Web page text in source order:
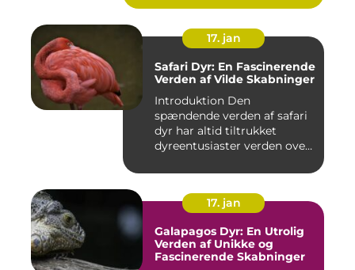
17. jan
Safari Dyr: En Fascinerende
Verden af Vilde Skabninger
Introduktion Den
spændende verden af safari
dyr har altid tiltrukket
dyreentusiaster verden over.
17. jan
Galapagos Dyr: En Utrolig
Verden af Unikke og
Fascinerende Skabninger